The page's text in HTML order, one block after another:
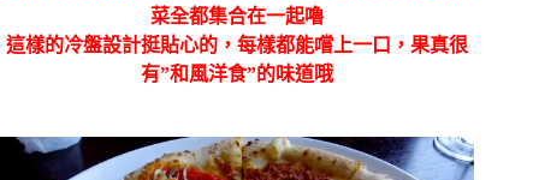
菜全都集合在一起嚕
這樣的冷盤設計挺貼心的，每樣都能嚐上一口，果真很
有”和風洋食”的味道哦